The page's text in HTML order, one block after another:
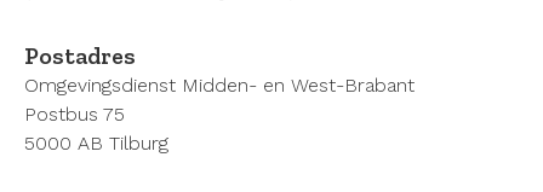
Postadres
Omgevingsdienst Midden- en West-Brabant
Postbus 75
5000 AB Tilburg